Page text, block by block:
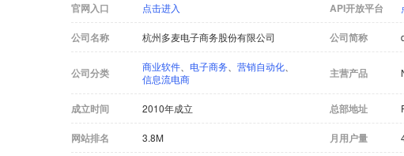
官网入口 点击进入 API开放平台
公司名称 杭州多麦电子商务股份有限公司 公司简称
公司分类 商业软件 电子商务 营销自动化
信息流电商
主营产品
成立时间 2010年成立 总部地址
网站排名 3.8M 月用户量